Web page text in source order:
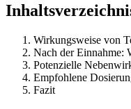
Wirkungsweise von
Nach der Einnahme:
Potenzielle
Empfohlene
Fazit